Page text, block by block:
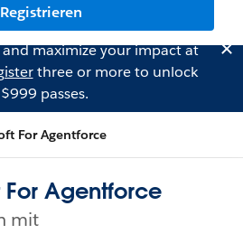
Registrieren
maximize your impact at
three or more to unlock
$999 passes.
For Agentforce
For Agentforce
mit